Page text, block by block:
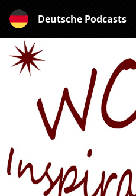
Deutsche Podcasts